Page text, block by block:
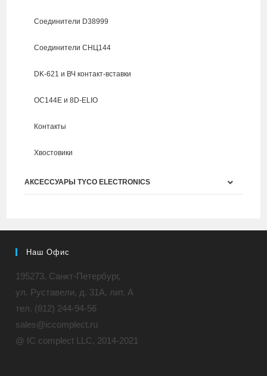
Соединители D38999
Соединители СНЦ144
DK-621 и ВЧ контакт-вставки
ОС144Е и 8D-ELIO
Контакты
Хвостовики
АКСЕССУАРЫ TYCO ELECTRONICS
Наш Офис
195273, Санкт-Петербург,
ул. Руставели, д. 31A, лит. А
тел. (812) 244-94-56
sales@iccomplect.ru
@ IC complect LLC, 2014-2021